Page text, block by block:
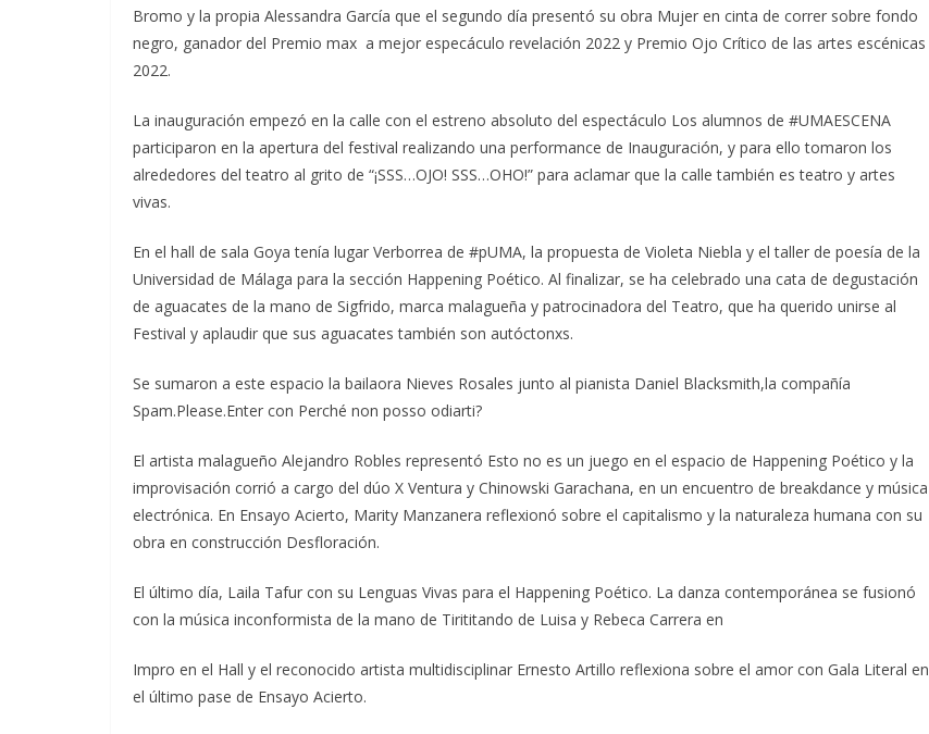
Bromo y la propia Alessandra García que el segundo día presentó su obra Mujer en cinta de correr sobre fondo
negro, ganador del Premio max a mejor especáculo revelación 2022 y Premio Ojo Crítico de las artes escénicas
2022.
La inauguración empezó en la calle con el estreno absoluto del espectáculo Los alumnos de #UMAESCENA
participaron en la apertura del festival realizando una performance de Inauguración, y para ello tomaron los
alrededores del teatro al grito de “¡SSS…OJO! SSS…OHO!” para aclamar que la calle también es teatro y artes
vivas.
En el hall de sala Goya tenía lugar Verborrea de #pUMA, la propuesta de Violeta Niebla y el taller de poesía de la
Universidad de Málaga para la sección Happening Poético. Al finalizar, se ha celebrado una cata de degustación
de aguacates de la mano de Sigfrido, marca malagueña y patrocinadora del Teatro, que ha querido unirse al
Festival y aplaudir que sus aguacates también son autóctonxs.
Se sumaron a este espacio la bailaora Nieves Rosales junto al pianista Daniel Blacksmith,la compañía
Spam.Please.Enter con Perché non posso odiarti?
El artista malagueño Alejandro Robles representó Esto no es un juego en el espacio de Happening Poético y la
improvisación corrió a cargo del dúo X Ventura y Chinowski Garachana, en un encuentro de breakdance y música
electrónica. En Ensayo Acierto, Marity Manzanera reflexionó sobre el capitalismo y la naturaleza humana con su
obra en construcción Desfloración.
El último día, Laila Tafur con su Lenguas Vivas para el Happening Poético. La danza contemporánea se fusionó
con la música inconformista de la mano de Tirititando de Luisa y Rebeca Carrera en
Impro en el Hall y el reconocido artista multidisciplinar Ernesto Artillo reflexiona sobre el amor con Gala Literal en
el último pase de Ensayo Acierto.